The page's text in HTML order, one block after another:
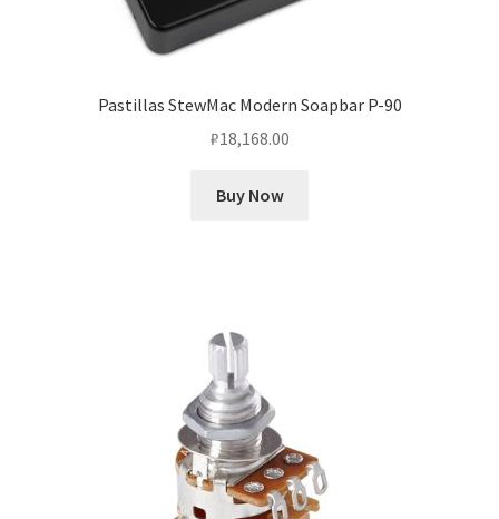
Pastillas StewMac Modern Soapbar P-90
₽18,168.00
Buy Now